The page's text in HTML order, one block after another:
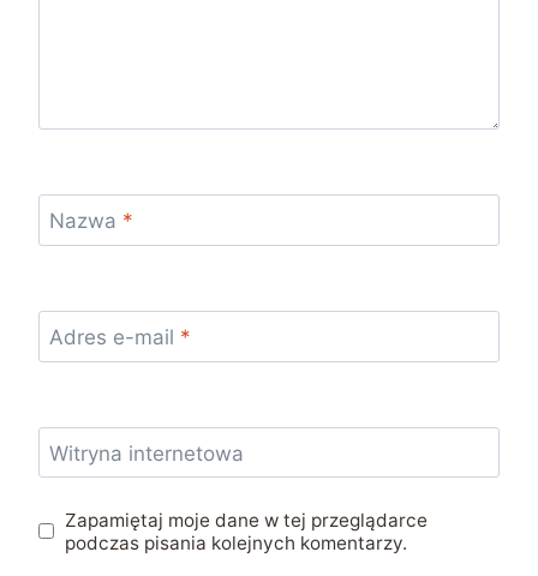
Nazwa *
Adres e-mail *
Witryna internetowa
Zapamiętaj moje dane w tej przeglądarce
podczas pisania kolejnych komentarzy.